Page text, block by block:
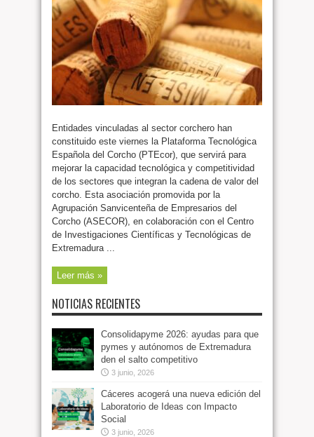
Entidades vinculadas al sector corchero han
constituido este viernes la Plataforma Tecnológica
Española del Corcho (PTEcor), que servirá para
mejorar la capacidad tecnológica y competitividad
de los sectores que integran la cadena de valor del
corcho. Esta asociación promovida por la
Agrupación Sanvicenteña de Empresarios del
Corcho (ASECOR), en colaboración con el Centro
de Investigaciones Científicas y Tecnológicas de
Extremadura ...
Leer más »
NOTICIAS RECIENTES
Consolidapyme 2026: ayudas para que
pymes y autónomos de Extremadura
den el salto competitivo
3 junio, 2026
Cáceres acogerá una nueva edición del
Laboratorio de Ideas con Impacto
Social
3 junio, 2026